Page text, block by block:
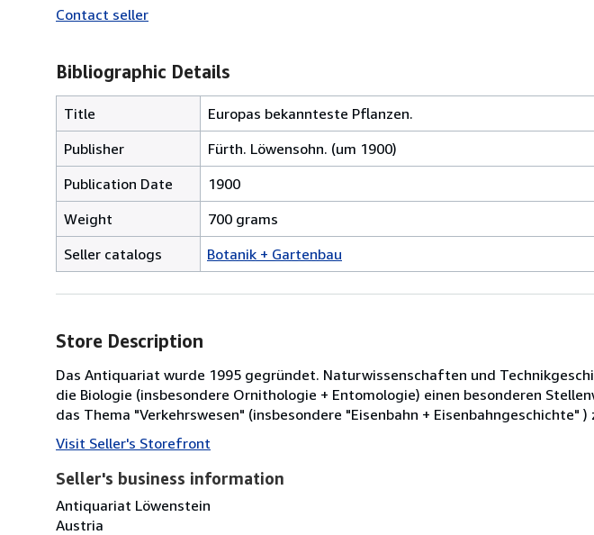
Contact seller
Bibliographic Details
Title
Europas bekannteste Pflanzen.
Publisher
Fürth. Löwensohn. (um 1900)
Publication Date
1900
Weight
700 grams
Seller catalogs
Botanik + Gartenbau
Store Description
Das Antiquariat wurde 1995 gegründet. Naturwissenschaften und
die Biologie (insbesondere Ornithologie + Entomologie) einen besonderen
das Thema "Verkehrswesen" (insbesondere "Eisenbahn +
Visit Seller's Storefront
Seller's business information
Antiquariat Löwenstein
Austria